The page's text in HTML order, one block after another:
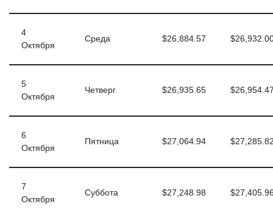
4
Октября
Среда $26,884.57
5
Октября
Четверг $26,935.65
6
Октября
Пятница $27,064.94
7
Октября
Суббота $27,248.98